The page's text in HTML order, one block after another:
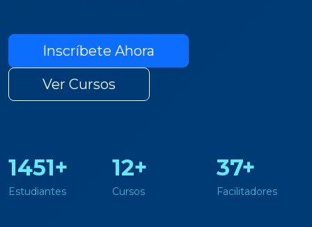
Inscríbete Ahora
Ver Cursos
1451+
Estudiantes
12+
Cursos
37+
Facilitadores